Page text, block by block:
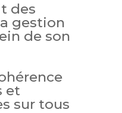
des
gestion
de son
et
sur tous